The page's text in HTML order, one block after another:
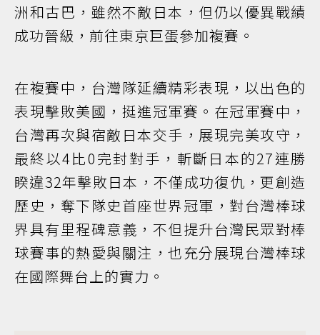
洲和古巴，雖然不敵日本，但仍以優異戰績
成功晉級，前往東京巨蛋參加複賽。
在複賽中，台灣隊延續精彩表現，以出色的
表現擊敗美國，挺進冠軍賽。在冠軍賽中，
台灣再次與宿敵日本交手，展現完美攻守，
最終以4比0完封對手，斬斷日本的27連勝
睽違32年擊敗日本，不僅成功復仇，更創造
歷史，奪下隊史首座世界冠軍，對台灣棒球
界具有里程碑意義，不但提升台灣民眾對棒
球賽事的熱愛與關注，也充分展現台灣棒球
在國際舞台上的實力。